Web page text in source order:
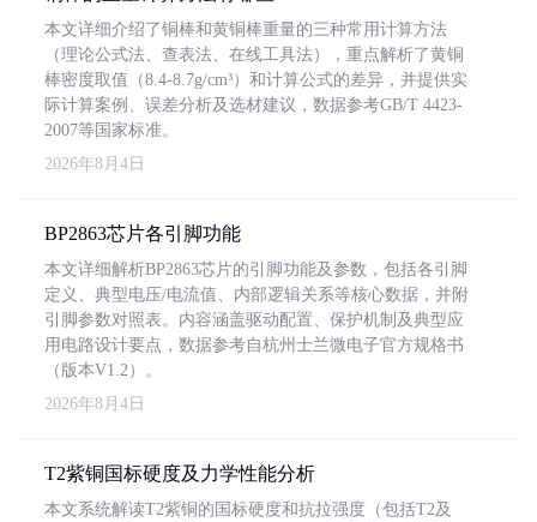
本文详细介绍了铜棒和黄铜棒重量的三种常用计算方法
（理论公式法、查表法、在线工具法），重点解析了黄铜
棒密度取值（8.4-8.7g/cm³）和计算公式的差异，并提供实
际计算案例、误差分析及选材建议，数据参考GB/T 4423-
2007等国家标准。
2026年8月4日
BP2863芯片各引脚功能
本文详细解析BP2863芯片的引脚功能及参数，包括各引脚
定义、典型电压/电流值、内部逻辑关系等核心数据，并附
引脚参数对照表。内容涵盖驱动配置、保护机制及典型应
用电路设计要点，数据参考自杭州士兰微电子官方规格书
（版本V1.2）。
2026年8月4日
T2紫铜国标硬度及力学性能分析
本文系统解读T2紫铜的国标硬度和抗拉强度（包括T2及